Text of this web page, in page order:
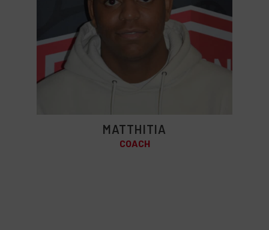
MATTHITIA
COACH